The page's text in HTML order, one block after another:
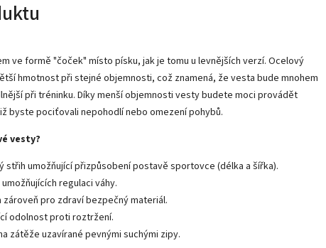
ve formě "čoček" místo písku, jak je tomu u levnějších verzí. Ocelový
hmotnost při stejné objemnosti, což znamená, že vesta bude mnohem
při tréninku. Díky menší objemnosti vesty budete moci provádět
byste pociťovali nepohodlí nebo omezení pohybů.
vesty?
střih umožňující přizpůsobení postavě sportovce (délka a šířka).
regulaci váhy.
zároveň pro zdraví bezpečný materiál.
odolnost proti roztržení.
zátěže uzavírané pevnými suchými zipy.